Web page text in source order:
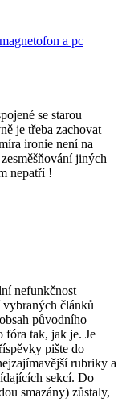
a pc
se starou
je třeba zachovat
ironie není na
jiných
nepatří !
nefunkčnost
vybraných článků
původního
fóra tak, jak je. Je
pište do
rubriky a
sekcí. Do
smazány) zůstaly,